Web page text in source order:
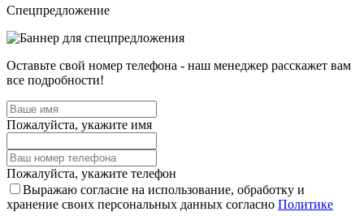
Спецпредложение
Оставьте свой номер телефона - наш менеджер расскажет вам
все подробности!
Пожалуйста, укажите имя
Пожалуйста, укажите телефон
Выражаю согласие на использование, обработку и
хранение своих персональных данных согласно Политике